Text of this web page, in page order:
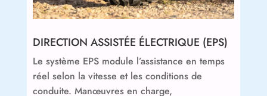
DIRECTION ASSISTÉE ÉLECTRIQUE (EPS)
Le système EPS module l’assistance en temps
réel selon la vitesse et les conditions de
conduite. Manœuvres en charge,